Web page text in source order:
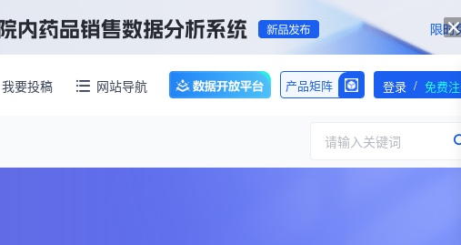
我要投稿 网站导航 产品矩阵 登录 / 免费
请输入关键词